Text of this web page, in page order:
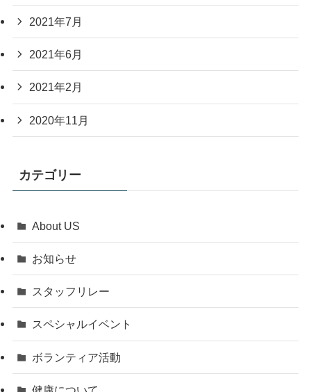
2021年7月
2021年6月
2021年2月
2020年11月
カテゴリー
About US
お知らせ
スタッフリレー
スペシャルイベント
ボランティア活動